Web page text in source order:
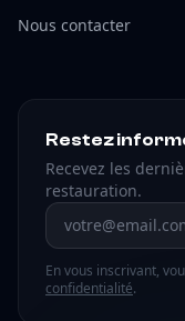
Nous contacter
Restez
Recevez les
restauration.
Adresse email
En vous inscrivant,
confidentialité.